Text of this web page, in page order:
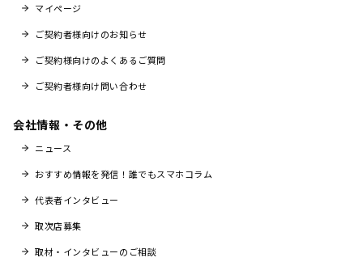
マイページ
ご契約者様向けのお知らせ
ご契約様向けのよくあるご質問
ご契約者様向け問い合わせ
会社情報・その他
ニュース
おすすめ情報を発信！誰でもスマホコラム
代表者インタビュー
取次店募集
取材・インタビューのご相談